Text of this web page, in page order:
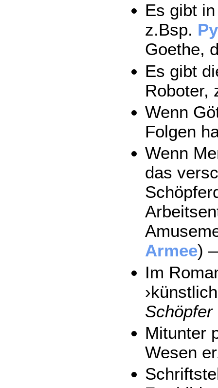
Es gibt
z.Bsp.
Goethe,
Es gibt
Roboter,
Wenn
Folgen
Wenn
das
Armee)
Im
Schöpfer
Mitunter
Wesen